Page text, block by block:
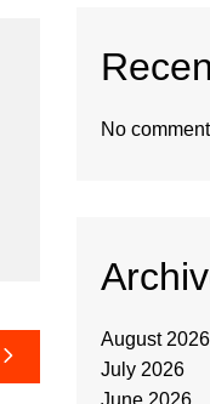
No
August 2026
July 2026